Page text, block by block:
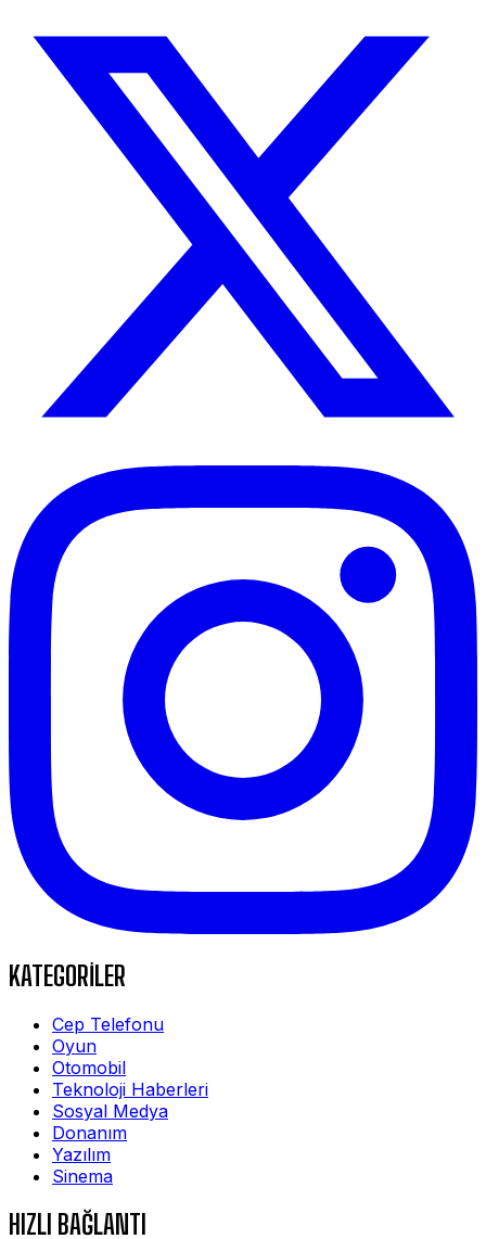
KATEGORİLER
Cep Telefonu
Oyun
Otomobil
Teknoloji Haberleri
Sosyal Medya
Donanım
Yazılım
Sinema
HIZLI BAĞLANTI